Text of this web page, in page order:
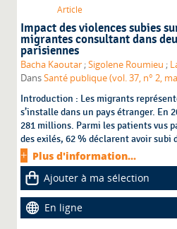
Article
Impact des violences subies
migrantes consultant dans
parisiennes
Bacha Kaoutar ;Sigolene Roumieu ;
DansSanté publique (vol. 37, n° 2,
Introduction : Les migrants
s’installe dans un pays étranger. En
281 millions. Parmi les patients vus
des exilés, 62 % déclarent avoir subi
Plus d'information...
Ajouter à ma sélection
En ligne